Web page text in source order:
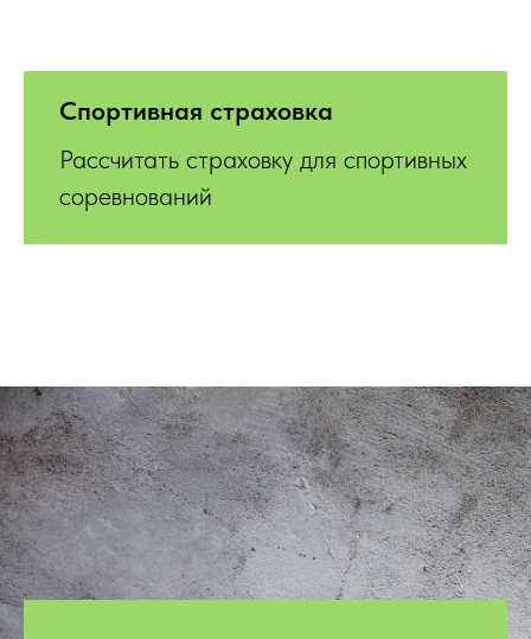
Спортивная страховка
Рассчитать страховку для спортивных
соревнований